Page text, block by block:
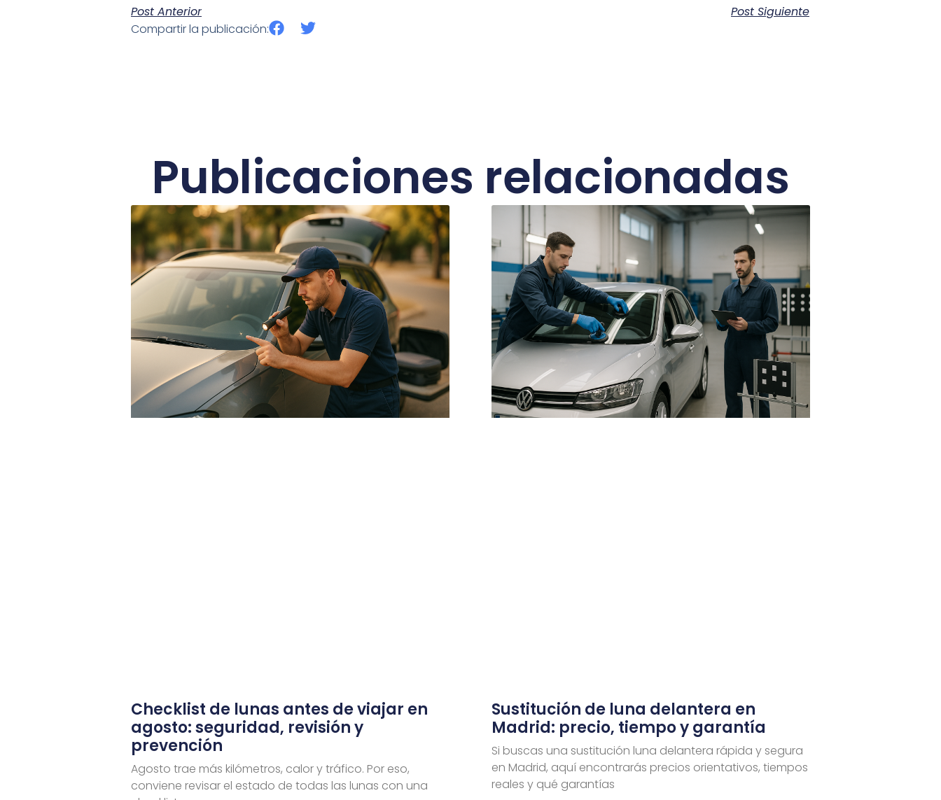
Post Anterior
Post Siguiente
Compartir la publicación:
Publicaciones relacionadas
Checklist de lunas antes de viajar en
agosto: seguridad, revisión y
prevención
Agosto trae más kilómetros, calor y tráfico. Por eso,
conviene revisar el estado de todas las lunas con una
Sustitución de luna delantera en
Madrid: precio, tiempo y garantía
Si buscas una sustitución luna delantera rápida y segura
en Madrid, aquí encontrarás precios orientativos, tiempos
reales y qué garantías